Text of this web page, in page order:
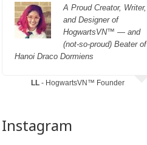
A Proud Creator, Writer,
and Designer of
HogwartsVN™ — and
(not-so-proud) Beater of
Hanoi Draco Dormiens
LL- HogwartsVN™ Founder
Instagram